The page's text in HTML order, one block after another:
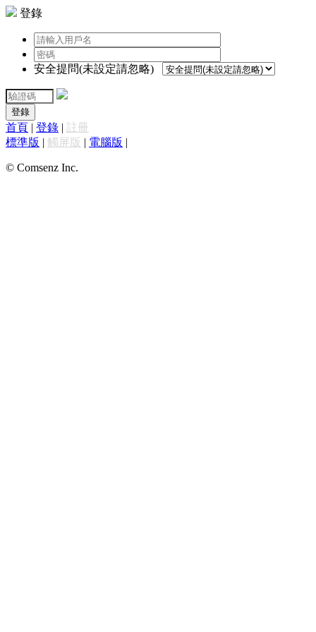
登錄
安全提問(未設定請忽略)
登錄
首頁 | 登錄 | 註冊
標準版 | 觸屏版 | 電腦版 |
© Comsenz Inc.